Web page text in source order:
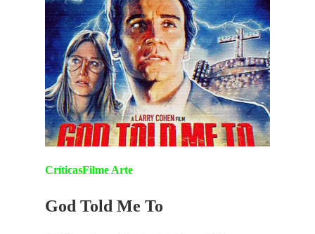
CríticasFilme Arte
God Told Me To